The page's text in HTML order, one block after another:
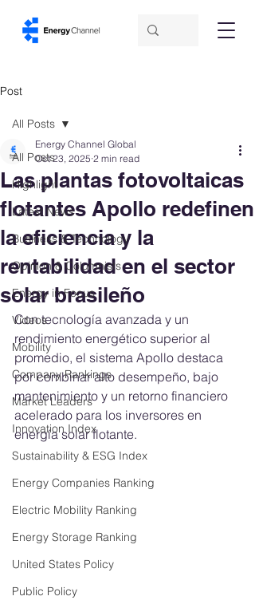
Post
All Posts
Highlight
Latest News
Business & Technology
Opinion & Columnists
Energy in Focus
Videos
Mobility
Company Rankings
Market Leaders
Innovation Index
Sustainability & ESG Index
Energy Companies Ranking
Electric Mobility Ranking
Energy Storage Ranking
United States Policy
Public Policy
All Posts
Las plantas fotovoltaicas
flotantes Apollo redefinen
la eficiencia y la
rentabilidad en el sector
solar brasileño
Energy Channel Global
Oct 23, 2025 2 min read
Con tecnología avanzada y un
rendimiento energético superior al
promedio, el sistema Apollo destaca
por combinar alto desempeño, bajo
mantenimiento y un retorno financiero
acelerado para los inversores en
energía solar flotante.